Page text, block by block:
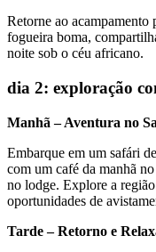
Retorne ao acampamento
fogueira boma,
noite sob o céu africano.
dia 2: exploração
Manhã – Aventura no
Embarque em um safári
com um café da manhã
no lodge. Explore a
oportunidades de
Tarde – Retorno e